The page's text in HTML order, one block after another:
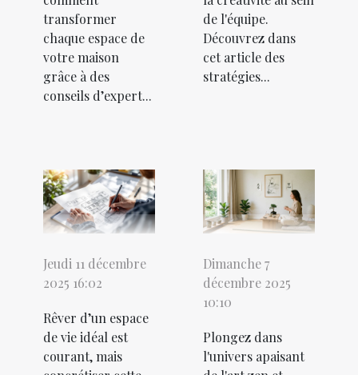
transformer
chaque espace de
votre maison
grâce à des
conseils d’expert...
de l'équipe.
Découvrez dans
cet article des
stratégies...
Jeudi 11 décembre
2025 16:02
Rêver d’un espace
de vie idéal est
courant, mais
Dimanche 7
décembre 2025
10:10
Plongez dans
l'univers apaisant